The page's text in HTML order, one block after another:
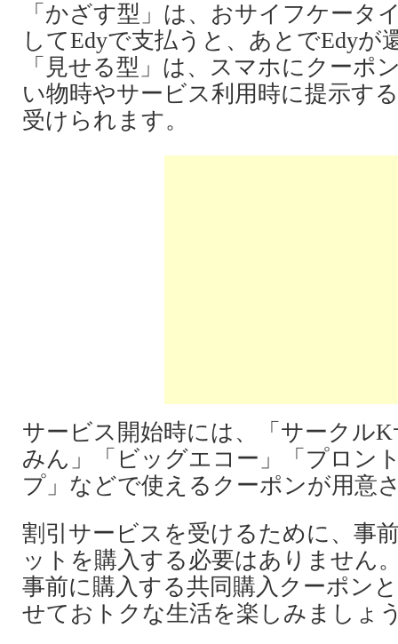
「かざす型」は、おサイフケータ
してEdyで支払うと、あとでEdyが
「見せる型」は、スマホにクーポ
い物時やサービス利用時に提示す
受けられます。
サービス開始時には、「サークル
みん」「ビッグエコー」「プロン
プ」などで使えるクーポンが用意
割引サービスを受けるために、事
ットを購入する必要はありません
事前に購入する共同購入クーポン
せておトクな生活を楽しみましょ